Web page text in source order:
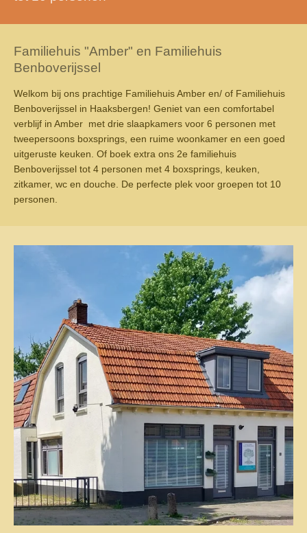
Familiehuis "Amber" en Familiehuis
Benboverijssel
Welkom bij ons prachtige Familiehuis Amber en/ of Familiehuis
Benboverijssel in Haaksbergen! Geniet van een comfortabel
verblijf in Amber met drie slaapkamers voor 6 personen met
tweepersoons boxsprings, een ruime woonkamer en een goed
uitgeruste keuken. Of boek extra ons 2e familiehuis
Benboverijssel tot 4 personen met 4 boxsprings, keuken,
zitkamer, wc en douche. De perfecte plek voor groepen tot 10
personen.